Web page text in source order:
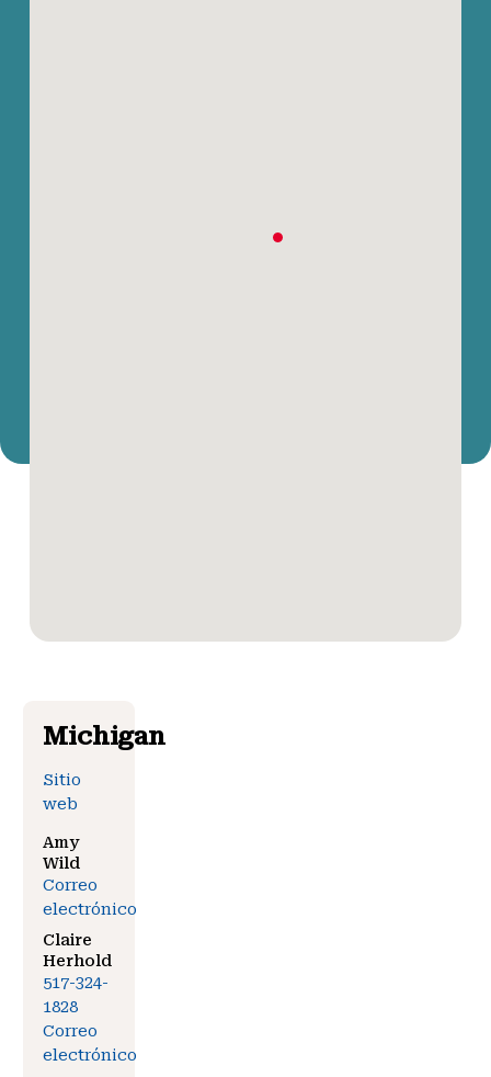
Michigan
Sitio
web
Amy
Wild
Correo
electrónico
Claire
Herhold
517-324-
1828
Correo
electrónico